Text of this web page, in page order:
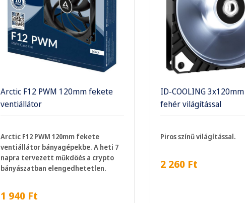
Arctic F12 PWM 120mm fekete
ventiállátor
Arctic F12 PWM 120mm fekete
ventiállátor bányagépekbe. A heti 7
napra tervezett műkdöés a crypto
bányászatban elengedhetetlen.
1 940 Ft
ID-COOLING
fehér világítással
Piros színű világítással.
2 260 Ft